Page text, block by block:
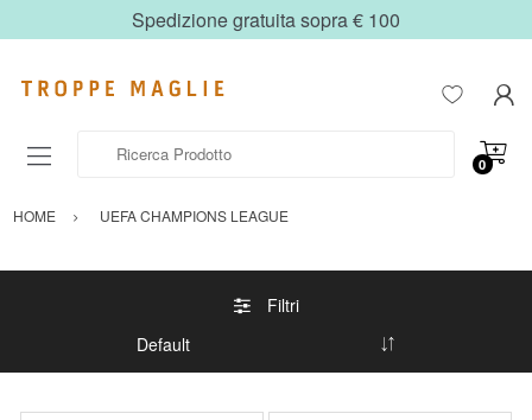
Spedizione gratuita sopra € 100
0
HOME UEFA CHAMPIONS LEAGUE
Filtri